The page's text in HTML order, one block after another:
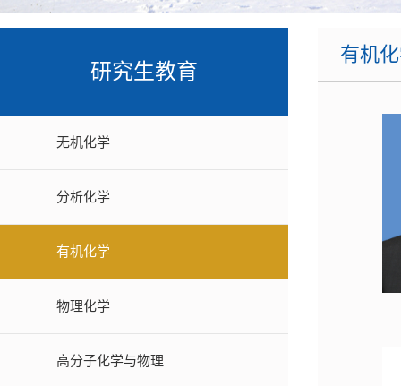
梁福顺教授课题组
许维国副教授课题组
研究生教育
无机化学
分析化学
有机化学
物理化学
高分子化学与物理
有机